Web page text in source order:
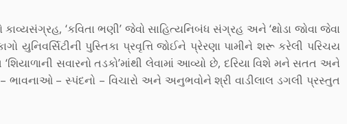
‘કવિતા ભણી’ જેવો સાહિત્યનિબંધ સંગ્રહ અને ‘થોડા જોવા જેવા
યુનિવર્સિટીની પુસ્તિકા પ્રવૃત્તિ જોઈને પ્રેરણા પામીને શરૂ કરેલી પરિચય
સવારનો તડકો’માંથી લેવામાં આવ્યો છે, દરિયા વિશે મને સતત અને
– સ્પંદનો – વિચારો અને અનુભવોને શ્રી વાડીલાલ ડગલી પ્રસ્તુત